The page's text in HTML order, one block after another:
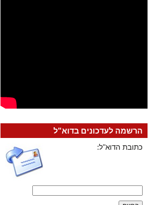
הרשמה לעדכונים בדוא"ל
כתובת הדוא"ל: